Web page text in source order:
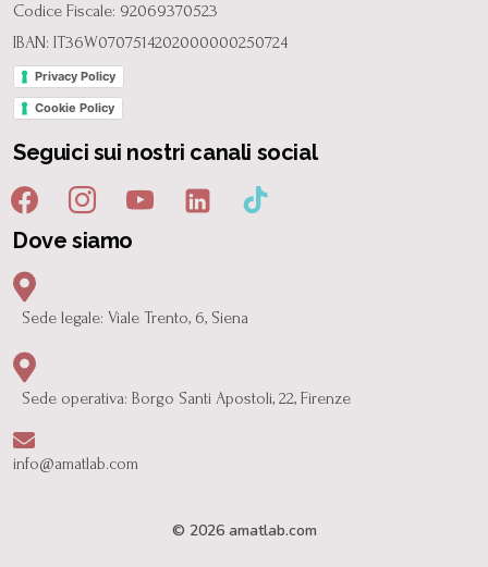
Codice Fiscale: 92069370523
IBAN: IT36W0707514202000000250724
Privacy Policy
Cookie Policy
Seguici sui nostri canali social
Dove siamo
Sede legale: Viale Trento, 6, Siena
Sede operativa: Borgo Santi Apostoli, 22, Firenze
info@amatlab.com
© 2026 amatlab.com